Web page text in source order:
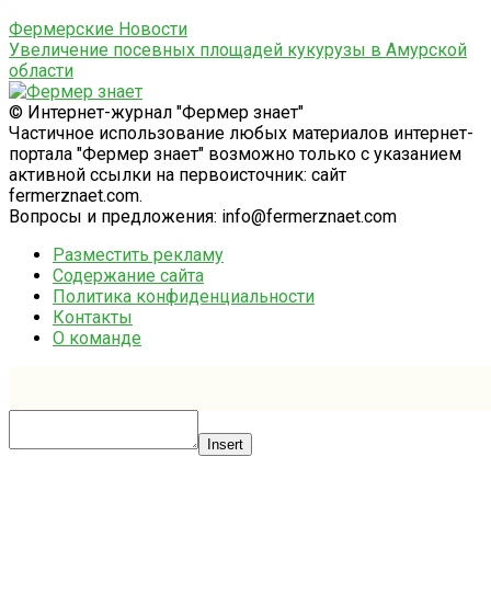
Фермерские Новости
Увеличение посевных площадей кукурузы в Амурской
области
© Интернет-журнал "Фермер знает"
Частичное использование любых материалов интернет-
портала "Фермер знает" возможно только с указанием
активной ссылки на первоисточник: сайт
fermerznaet.com.
Вопросы и предложения: info@fermerznaet.com
Разместить рекламу
Содержание сайта
Политика конфиденциальности
Контакты
О команде
Insert